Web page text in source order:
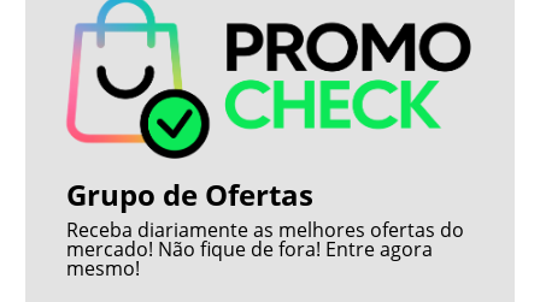
Grupo de Ofertas
Receba diariamente as melhores ofertas do
mercado! Não fique de fora! Entre agora
mesmo!